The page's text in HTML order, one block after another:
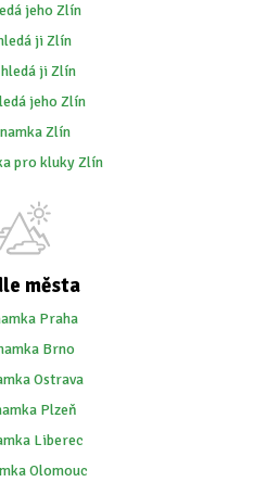
jeho Zlín
ji Zlín
hledá ji Zlín
jeho Zlín
Zlín
pro kluky Zlín
města
Praha
Brno
Ostrava
Plzeň
Liberec
Olomouc